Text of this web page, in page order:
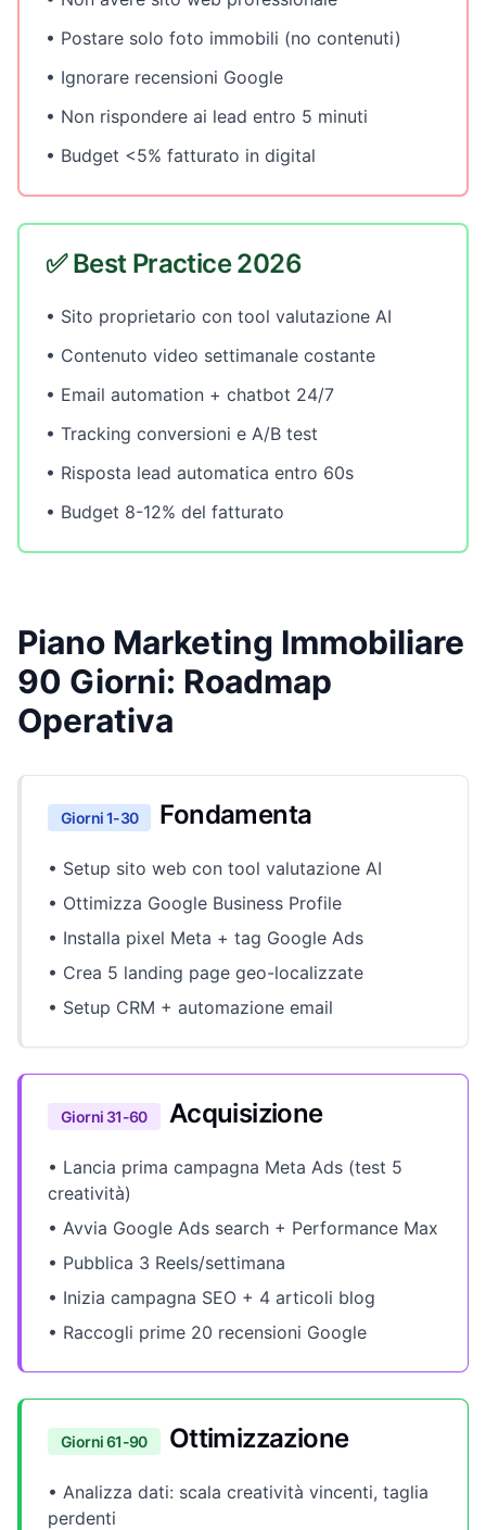
• Postare solo foto immobili (no contenuti)
• Ignorare recensioni Google
• Non rispondere ai lead entro 5 minuti
• Budget <5% fatturato in digital
✅ Best Practice 2026
• Sito proprietario con tool valutazione AI
• Contenuto video settimanale costante
• Email automation + chatbot 24/7
• Tracking conversioni e A/B test
• Risposta lead automatica entro 60s
• Budget 8-12% del fatturato
Piano Marketing Immobiliare
90 Giorni: Roadmap
Operativa
Giorni 1-30 Fondamenta
• Setup sito web con tool valutazione AI
• Ottimizza Google Business Profile
• Installa pixel Meta + tag Google Ads
• Crea 5 landing page geo-localizzate
• Setup CRM + automazione email
Giorni 31-60 Acquisizione
• Lancia prima campagna Meta Ads (test 5
creatività)
• Avvia Google Ads search + Performance Max
• Pubblica 3 Reels/settimana
• Inizia campagna SEO + 4 articoli blog
• Raccogli prime 20 recensioni Google
Giorni 61-90 Ottimizzazione
• Analizza dati: scala creatività vincenti, taglia
perdenti